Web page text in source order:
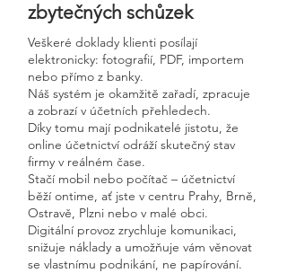
zbytečných schůzek
Veškeré doklady klienti posílají
elektronicky: fotografií, PDF, importem
nebo přímo z banky.
Náš systém je okamžitě zařadí, zpracuje
a zobrazí v účetních přehledech.
Díky tomu mají podnikatelé jistotu, že
online účetnictví odráží skutečný stav
firmy v reálném čase.
Stačí mobil nebo počítač – účetnictví
běží ontime, ať jste v centru Prahy, Brně,
Ostravě, Plzni nebo v malé obci.
Digitální provoz zrychluje komunikaci,
snižuje náklady a umožňuje vám věnovat
se vlastnímu podnikání, ne papírování.